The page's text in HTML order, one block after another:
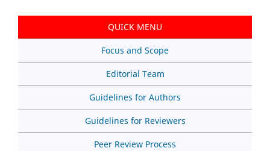
QUICK MENU
Focus and Scope
Editorial Team
Guidelines for Authors
Guidelines for Reviewers
Peer Review Process